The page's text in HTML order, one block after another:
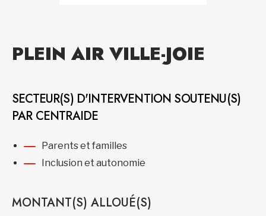
PLEIN AIR VILLE-JOIE
SECTEUR(S) D'INTERVENTION SOUTENU(S)
PAR CENTRAIDE
Parents et familles
Inclusion et autonomie
MONTANT(S) ALLOUÉ(S)